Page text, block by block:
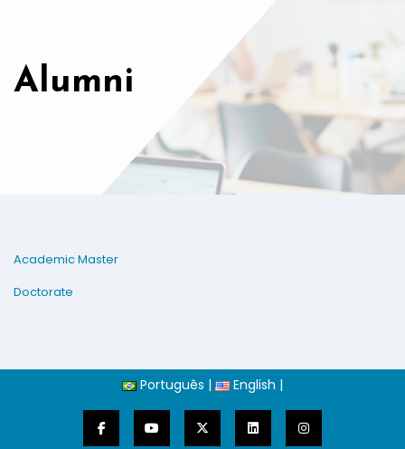
Alumni
Academic Master
Doctorate
Português | English |